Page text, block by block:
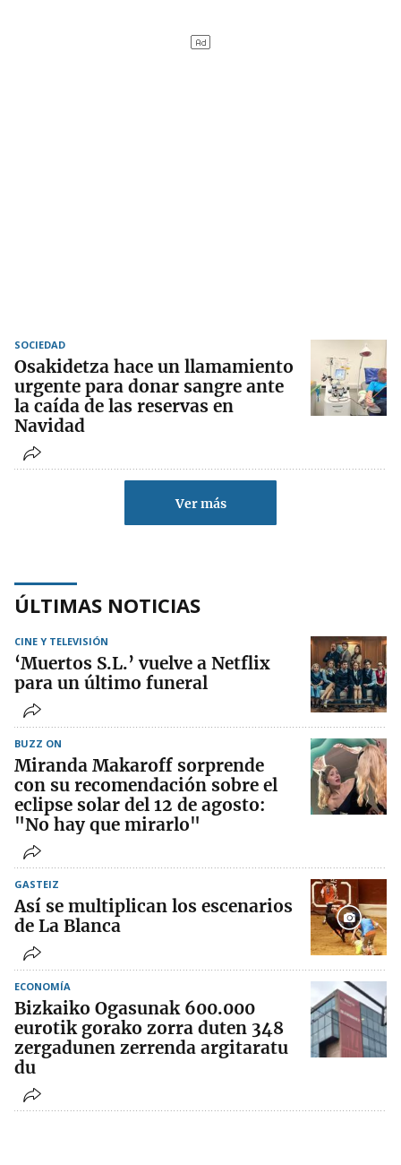
SOCIEDAD
Osakidetza hace un llamamiento
urgente para donar sangre ante
la caída de las reservas en
Navidad
Ver más
ÚLTIMAS NOTICIAS
CINE Y TELEVISIÓN
‘Muertos S.L.’ vuelve a Netflix
para un último funeral
BUZZ ON
Miranda Makaroff sorprende
con su recomendación sobre el
eclipse solar del 12 de agosto:
"No hay que mirarlo"
GASTEIZ
Así se multiplican los escenarios
de La Blanca
ECONOMÍA
Bizkaiko Ogasunak 600.000
eurotik gorako zorra duten 348
zergadunen zerrenda argitaratu
du